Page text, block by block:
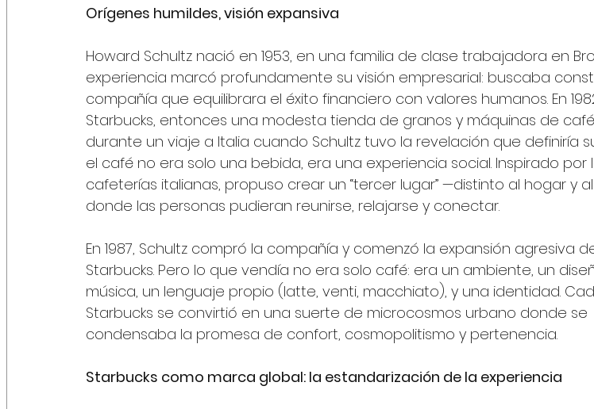
Orígenes humildes, visión expansiva
Howard Schultz nació en 1953, en una familia de clase trabajadora en
experiencia marcó profundamente su visión empresarial: buscaba
compañía que equilibrara el éxito financiero con valores humanos. En
Starbucks, entonces una modesta tienda de granos y máquinas de
durante un viaje a Italia cuando Schultz tuvo la revelación que definiría
el café no era solo una bebida, era una experiencia social. Inspirado por
cafeterías italianas, propuso crear un “tercer lugar” —distinto al hogar y
donde las personas pudieran reunirse, relajarse y conectar.
En 1987, Schultz compró la compañía y comenzó la expansión agresiva
Starbucks. Pero lo que vendía no era solo café: era un ambiente, un
música, un lenguaje propio (latte, venti, macchiato), y una identidad.
Starbucks se convirtió en una suerte de microcosmos urbano donde se
condensaba la promesa de confort, cosmopolitismo y pertenencia.
Starbucks como marca global: la estandarización de la experiencia